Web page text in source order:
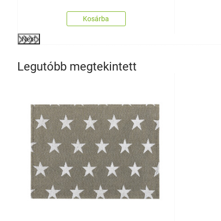
Kosárba
Next
Legutóbb megtekintett